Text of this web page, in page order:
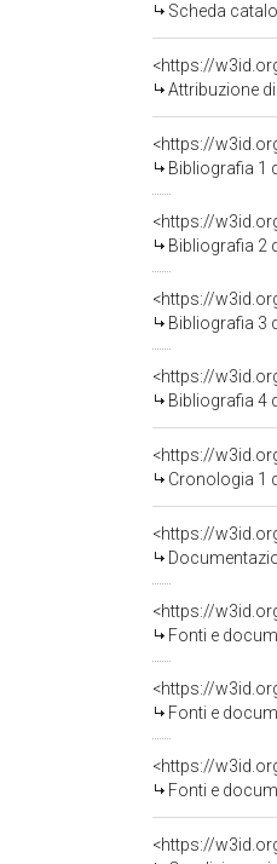
Scheda
Attribuzione
<https://
Bibliografia 1
<https://
Bibliografia 2
<https://
Bibliografia 3
<https://
Bibliografia 4
<https://
Cronologia 1
<https://
Fonti e
<https://
Fonti e
<https://
Fonti e
<https://